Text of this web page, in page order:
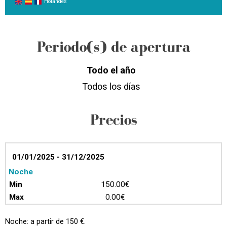
Holandés
Periodo(s) de apertura
Todo el año
Todos los días
Precios
01/01/2025 - 31/12/2025
Noche
150.00€
0.00€
Noche: a partir de 150 €.